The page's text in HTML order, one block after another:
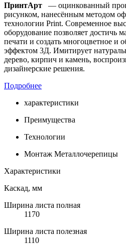
ПринтАрт
— оцинкованный
рисунком, нанесённым методом
технологии Print. Современное
оборудование позволяет достичь
печати и создать многоцветное и
эффектом 3Д. Имитирует
дерево, кирпич и камень,
дизайнерские решения.
Подробнее
характеристики
Преимущества
Технологии
Монтаж Металлочерепицы
Характеристики
Каскад, мм
Ширина листа полная
1170
Ширина листа полезная
1110